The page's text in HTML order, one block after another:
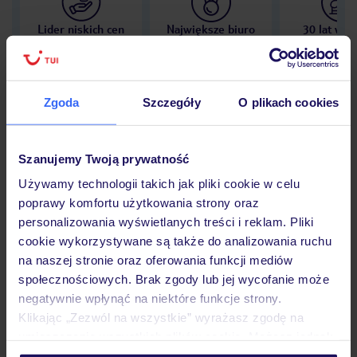
Zgoda Szczegóły O plikach cookies
Szanujemy Twoją prywatność
Używamy technologii takich jak pliki cookie w celu
poprawy komfortu użytkowania strony oraz
personalizowania wyświetlanych treści i reklam. Pliki
cookie wykorzystywane są także do analizowania ruchu
na naszej stronie oraz oferowania funkcji mediów
społecznościowych. Brak zgody lub jej wycofanie może
negatywnie wpłynąć na niektóre funkcje strony.
Klikając „Zezwól na wszystkie” wyrażasz zgodę na
Lider niskich cen
Największe biuro
30 lat w
Opinie
Pokoje
Wyżywienie